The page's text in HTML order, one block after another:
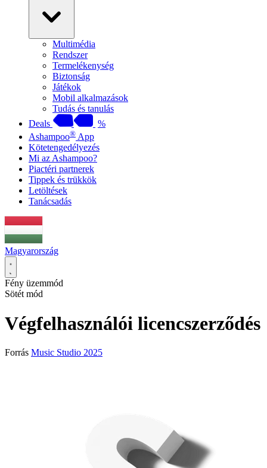
Multimédia
Rendszer
Termelékenység
Biztonság
Játékok
Mobil alkalmazások
Tudás és tanulás
Deals
%
Ashampoo® App
Kötetengedélyezés
Mi az Ashampoo?
Piactéri partnerek
Tippek és trükkök
Letöltések
Tanácsadás
Magyarország
Fény üzemmód
Sötét mód
Végfelhasználói licencszerződés
Forrás Music Studio 2025